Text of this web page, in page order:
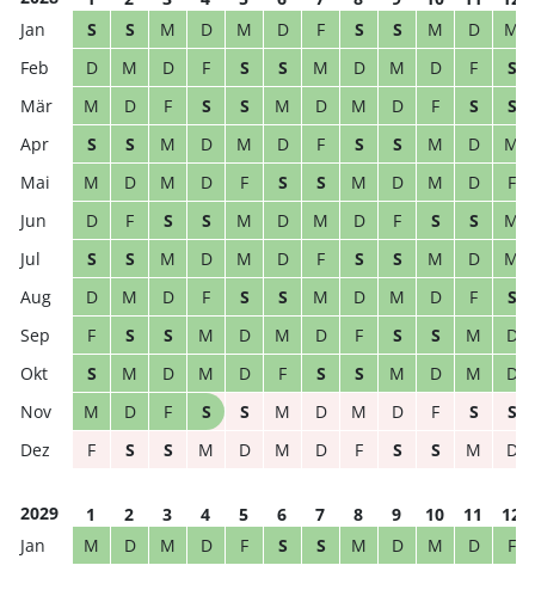
S
S M D M D F S S M D
M
D
M D F S S M D M D F
S
M
D F S S M D M D F S
S
S
S M D M D F S S M D
M
M
D M D F S S M D M D
F
D
F S S M D M D F S S
M
S
S M D M D F S S M D
M
D
M D F S S M D M D F
S
F
S S M D M D F S S M
D
S
M D M D F S S M D M
D
M
D F S S M D M D F S
S
F
S S M D M D F S S M D
2029 1 2 3 4 5 6 7 8 9 10 11
12
M
D M D F S S M D M D F